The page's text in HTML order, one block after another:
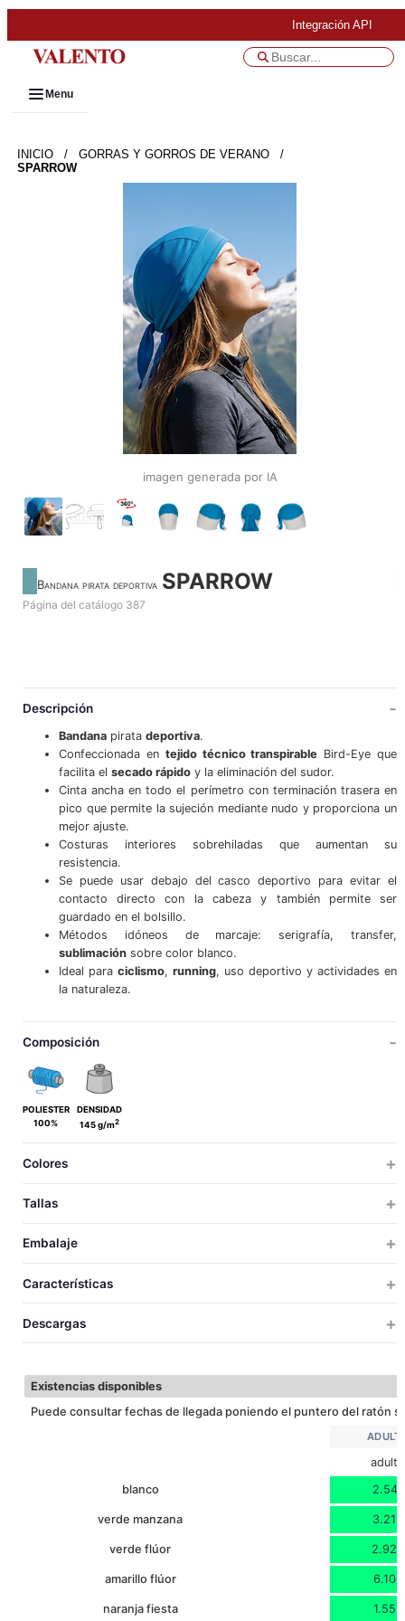
Integración API
Menu
INICIO / GORRAS Y GORROS DE VERANO
/
SPARROW
imagen generada por IA
Bandana pirata deportiva SPARROW
Página del catálogo 387
Descripción
Bandanapirata deportiva.
Confeccionada en tejido técnico transpirable Bird-Eye que
facilita el secado rápidoy la eliminación del sudor.
Cinta ancha en todo el perímetro con terminación trasera en
pico que permite la sujeción mediante nudo y proporciona un
mejor ajuste.
Costuras interiores sobrehiladas que aumentan su
resistencia.
Se puede usar debajo del casco deportivo para evitar el
contacto directo con la cabeza y también permite ser
guardado en el bolsillo.
Métodos idóneos de marcaje: serigrafía, transfer,
sublimaciónsobre color blanco.
Ideal para ciclismo, running, uso deportivo y actividades en
la naturaleza.
Composición
POLIESTER
100%
DENSIDAD
145 g/m2
Colores
Tallas
TALLAS ADULTO
Embalaje
Características
Descargas
Existencias disponibles
Puede consultar fechas de llegada poniendo el puntero del ratón
adulto
blanco
2.541
verde manzana 3.216
verde flúor 2.920
amarillo flúor 6.104
naranja fiesta 1.552